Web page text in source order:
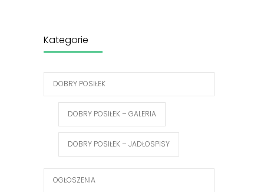
Kategorie
DOBRY POSIŁEK
DOBRY POSIŁEK – GALERIA
DOBRY POSIŁEK – JADŁOSPISY
OGŁOSZENIA